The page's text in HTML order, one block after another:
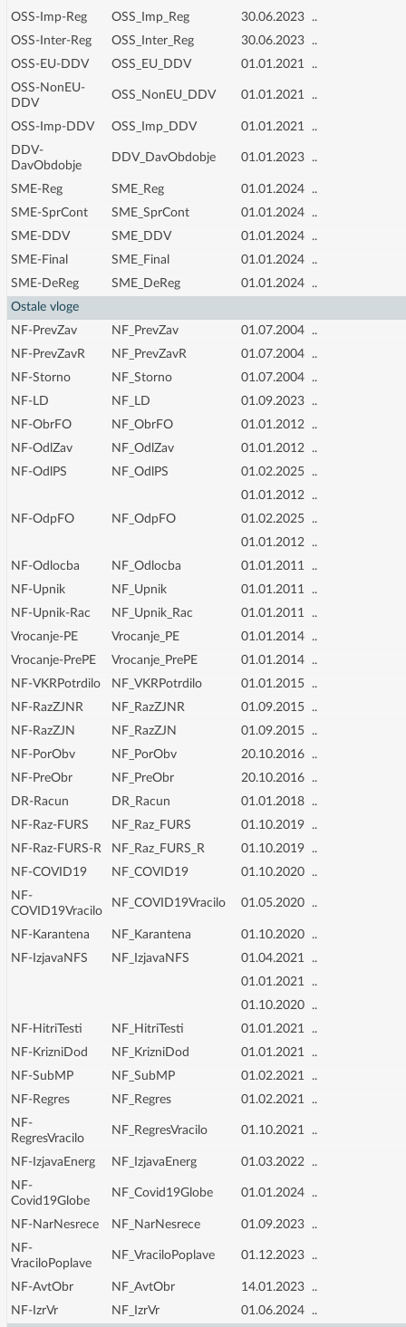
OSS-Imp-Reg OSS_Imp_Reg 30.06.2023
..
OSS-Inter-Reg
OSS_Inter_Reg 30.06.2023
..
OSS-EU-DDV
OSS_EU_DDV 01.01.2021
..
OSS-NonEU-
DDV
OSS_NonEU_DDV 01.01.2021 ..
OSS-Imp-DDV OSS_Imp_DDV 01.01.2021
..
DDV-
DavObdobje
DDV_DavObdobje 01.01.2023 ..
SME-Reg SME_Reg 01.01.2024
..
SME-SprCont
SME_SprCont 01.01.2024
..
SME-DDV
SME_DDV 01.01.2024
..
SME-Final
SME_Final 01.01.2024
..
SME-DeReg
SME_DeReg 01.01.2024
..
Ostale vloge
NF-PrevZav
NF_PrevZav 01.07.2004
..
NF-PrevZavR
NF_PrevZavR 01.07.2004
..
NF-Storno
NF_Storno 01.07.2004
..
NF-LD
NF_LD 01.09.2023
..
NF-ObrFO
NF_ObrFO 01.01.2012
..
NF-OdlZav
NF_OdlZav 01.01.2012
..
NF-OdlPS
NF_OdlPS 01.02.2025
..
01.01.2012
..
NF-OdpFO
NF_OdpFO 01.02.2025
..
01.01.2012
..
NF-Odlocba
NF_Odlocba 01.01.2011
..
NF-Upnik
NF_Upnik 01.01.2011
..
NF-Upnik-Rac
NF_Upnik_Rac 01.01.2011
..
Vrocanje-PE
Vrocanje_PE 01.01.2014
..
Vrocanje-PrePE
Vrocanje_PrePE 01.01.2014
..
NF-VKRPotrdilo
NF_VKRPotrdilo 01.01.2015
..
NF-RazZJNR
NF_RazZJNR 01.09.2015
..
NF-RazZJN
NF_RazZJN 01.09.2015
..
NF-PorObv
NF_PorObv 20.10.2016
..
NF-PreObr
NF_PreObr 20.10.2016
..
DR-Racun
DR_Racun 01.01.2018
..
NF-Raz-FURS
NF_Raz_FURS 01.10.2019
..
NF-Raz-FURS-R
NF_Raz_FURS_R 01.10.2019
..
NF-COVID19
NF_COVID19 01.10.2020
..
NF-
COVID19Vracilo
NF_COVID19Vracilo 01.05.2020 ..
NF-Karantena NF_Karantena 01.10.2020
..
NF-IzjavaNFS
NF_IzjavaNFS 01.04.2021
..
01.01.2021
..
01.10.2020
..
NF-HitriTesti
NF_HitriTesti 01.01.2021
..
NF-KrizniDod
NF_KrizniDod 01.01.2021
..
NF-SubMP
NF_SubMP 01.02.2021
..
NF-Regres
NF_Regres 01.02.2021
..
NF-
RegresVracilo
NF_RegresVracilo 01.10.2021 ..
NF-IzjavaEnerg NF_IzjavaEnerg 01.03.2022
..
NF-
Covid19Globe
NF_Covid19Globe 01.01.2024 ..
NF-NarNesrece NF_NarNesrece 01.09.2023
..
NF-
VraciloPoplave
NF_VraciloPoplave 01.12.2023 ..
NF-AvtObr NF_AvtObr 14.01.2023
..
NF-IzrVr
NF_IzrVr 01.06.2024
..